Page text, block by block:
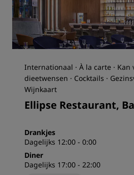
Internationaal · À la carte · Kan
dieetwensen · Cocktails ·
Wijnkaart
Ellipse Restaurant,
Drankjes
Dagelijks 12:00 - 0:00
Diner
Dagelijks 17:00 - 22:00